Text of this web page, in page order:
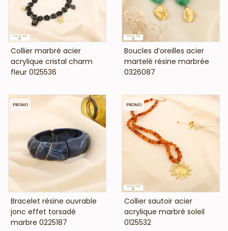
VOIR LE PRIX
Collier marbré acier
acrylique cristal charm
fleur 0125536
VOIR LE PRIX
Boucles d’oreilles acier
martelé résine marbrée
0326087
VOIR LE PRIX
Bracelet résine ouvrable
jonc effet torsadé
marbre 0225187
PROMO
VOIR LE PRIX
Collier sautoir acier
acrylique marbré soleil
0125532
PROMO